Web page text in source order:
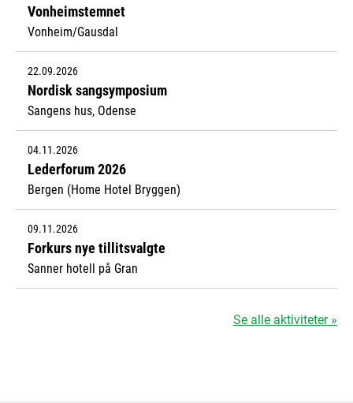
Vonheimstemnet
Vonheim/Gausdal
22.09.2026
Nordisk sangsymposium
Sangens hus, Odense
04.11.2026
Lederforum 2026
Bergen (Home Hotel Bryggen)
09.11.2026
Forkurs nye tillitsvalgte
Sanner hotell på Gran
Se alle aktiviteter »